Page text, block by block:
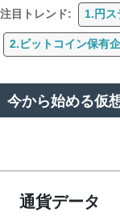
注目トレンド: 1.円ス
2.ビットコイン保有
今から始める仮
通貨データ